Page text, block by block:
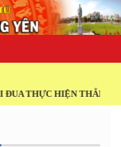
THỰC HIỆN THẮNG